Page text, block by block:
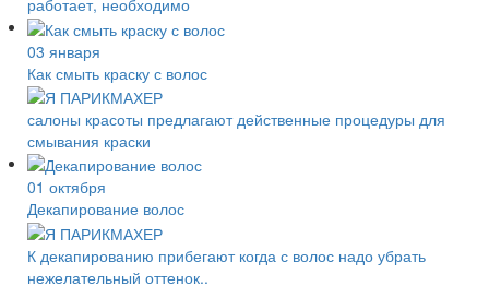
работает, необходимо
03 января
Как смыть краску с волос
салоны красоты предлагают действенные процедуры для
смывания краски
01 октября
Декапирование волос
К декапированию прибегают когда с волос надо убрать
нежелательный оттенок..